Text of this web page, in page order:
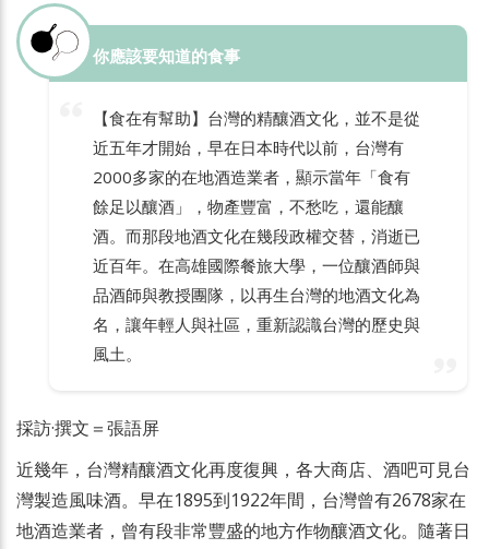
你應該要知道的食事
【食在有幫助】台灣的精釀酒文化，並不是從
近五年才開始，早在日本時代以前，台灣有
2000多家的在地酒造業者，顯示當年「食有
餘足以釀酒」，物產豐富，不愁吃，還能釀
酒。而那段地酒文化在幾段政權交替，消逝已
近百年。在高雄國際餐旅大學，一位釀酒師與
品酒師與教授團隊，以再生台灣的地酒文化為
名，讓年輕人與社區，重新認識台灣的歷史與
風土。
採訪·撰文＝張語屏
近幾年，台灣精釀酒文化再度復興，各大商店、酒吧可見台
灣製造風味酒。早在1895到1922年間，台灣曾有2678家在
地酒造業者，曾有段非常豐盛的地方作物釀酒文化。隨著日